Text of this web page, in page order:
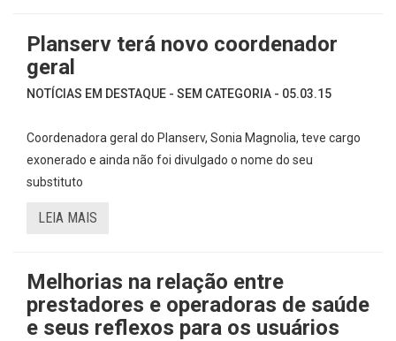
Planserv terá novo coordenador
geral
NOTÍCIAS EM DESTAQUE - SEM CATEGORIA - 05.03.15
Coordenadora geral do Planserv, Sonia Magnolia, teve cargo
exonerado e ainda não foi divulgado o nome do seu
substituto
LEIA MAIS
Melhorias na relação entre
prestadores e operadoras de saúde
e seus reflexos para os usuários